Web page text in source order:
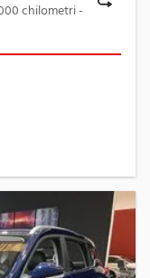
chilometri -